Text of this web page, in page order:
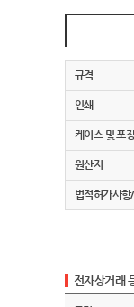
규격
인쇄
케이스 및 포
원산지
법적허가사
전자상거래